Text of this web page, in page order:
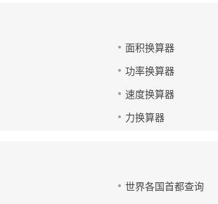
面积换算器
功率换算器
速度换算器
力换算器
世界各国首都查询